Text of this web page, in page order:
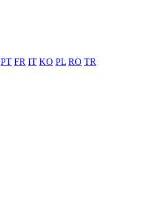
PT FR IT KO PL RO TR